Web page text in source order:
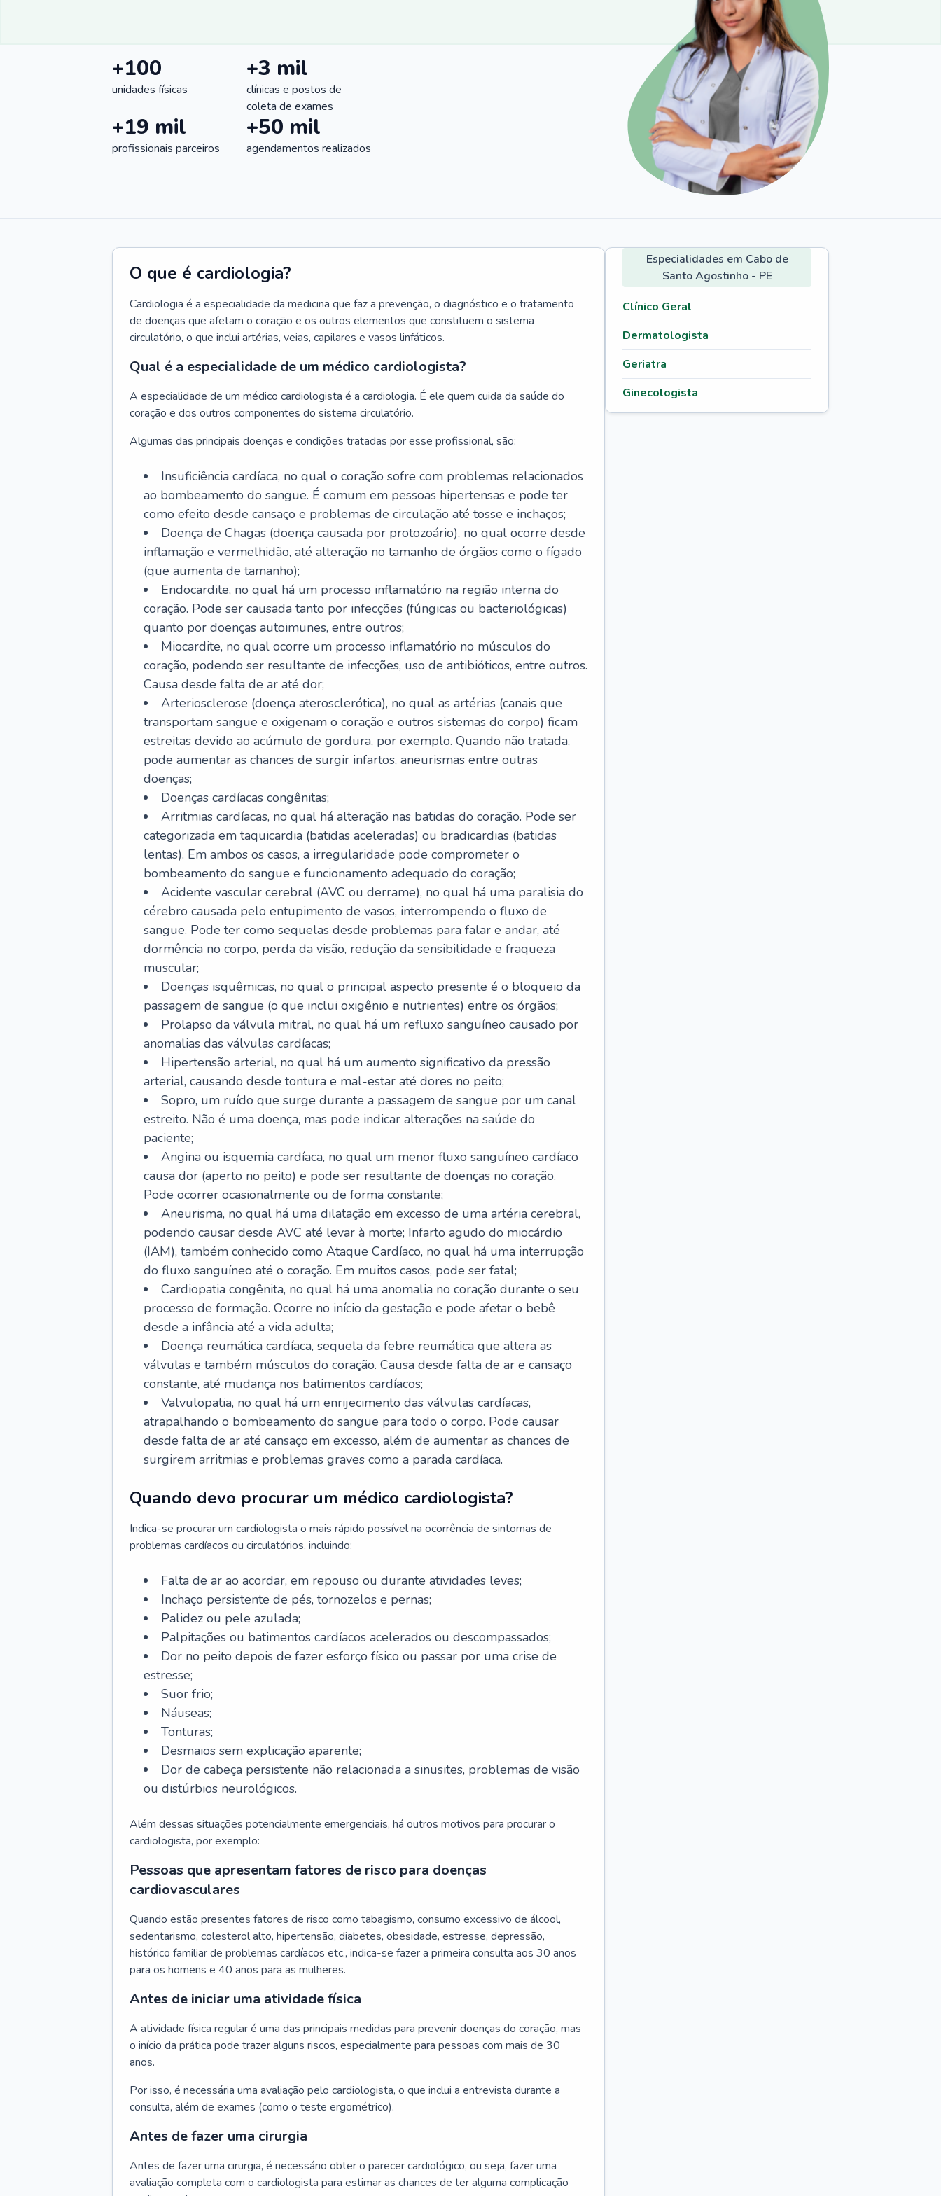
+100
unidades físicas
+3 mil
clínicas e postos de
coleta de exames
+19 mil
profissionais parceiros
+50 mil
agendamentos realizados
O que é cardiologia?
Cardiologia é a especialidade da medicina que faz a prevenção, o diagnóstico e o tratamento
de doenças que afetam o coração e os outros elementos que constituem o sistema
circulatório, o que inclui artérias, veias, capilares e vasos linfáticos.
Qual é a especialidade de um médico cardiologista?
A especialidade de um médico cardiologista é a cardiologia. É ele quem cuida da saúde do
coração e dos outros componentes do sistema circulatório.
Algumas das principais doenças e condições tratadas por esse profissional, são:
Insuficiência cardíaca, no qual o coração sofre com problemas relacionados
ao bombeamento do sangue. É comum em pessoas hipertensas e pode ter
como efeito desde cansaço e problemas de circulação até tosse e inchaços;
Doença de Chagas (doença causada por protozoário), no qual ocorre desde
inflamação e vermelhidão, até alteração no tamanho de órgãos como o fígado
(que aumenta de tamanho);
Endocardite, no qual há um processo inflamatório na região interna do
coração. Pode ser causada tanto por infecções (fúngicas ou bacteriológicas)
quanto por doenças autoimunes, entre outros;
Miocardite, no qual ocorre um processo inflamatório no músculos do
coração, podendo ser resultante de infecções, uso de antibióticos, entre outros.
Causa desde falta de ar até dor;
Arteriosclerose (doença aterosclerótica), no qual as artérias (canais que
transportam sangue e oxigenam o coração e outros sistemas do corpo) ficam
estreitas devido ao acúmulo de gordura, por exemplo. Quando não tratada,
pode aumentar as chances de surgir infartos, aneurismas entre outras
doenças;
Doenças cardíacas congênitas;
Arritmias cardíacas, no qual há alteração nas batidas do coração. Pode ser
categorizada em taquicardia (batidas aceleradas) ou bradicardias (batidas
lentas). Em ambos os casos, a irregularidade pode comprometer o
bombeamento do sangue e funcionamento adequado do coração;
Acidente vascular cerebral (AVC ou derrame), no qual há uma paralisia do
cérebro causada pelo entupimento de vasos, interrompendo o fluxo de
sangue. Pode ter como sequelas desde problemas para falar e andar, até
dormência no corpo, perda da visão, redução da sensibilidade e fraqueza
muscular;
Doenças isquêmicas, no qual o principal aspecto presente é o bloqueio da
passagem de sangue (o que inclui oxigênio e nutrientes) entre os órgãos;
Prolapso da válvula mitral, no qual há um refluxo sanguíneo causado por
anomalias das válvulas cardíacas;
Hipertensão arterial, no qual há um aumento significativo da pressão
arterial, causando desde tontura e mal-estar até dores no peito;
Sopro, um ruído que surge durante a passagem de sangue por um canal
estreito. Não é uma doença, mas pode indicar alterações na saúde do
paciente;
Angina ou isquemia cardíaca, no qual um menor fluxo sanguíneo cardíaco
causa dor (aperto no peito) e pode ser resultante de doenças no coração.
Pode ocorrer ocasionalmente ou de forma constante;
Aneurisma, no qual há uma dilatação em excesso de uma artéria cerebral,
podendo causar desde AVC até levar à morte; Infarto agudo do miocárdio
(IAM), também conhecido como Ataque Cardíaco, no qual há uma interrupção
do fluxo sanguíneo até o coração. Em muitos casos, pode ser fatal;
Cardiopatia congênita, no qual há uma anomalia no coração durante o seu
processo de formação. Ocorre no início da gestação e pode afetar o bebê
desde a infância até a vida adulta;
Doença reumática cardíaca, sequela da febre reumática que altera as
válvulas e também músculos do coração. Causa desde falta de ar e cansaço
constante, até mudança nos batimentos cardíacos;
Valvulopatia, no qual há um enrijecimento das válvulas cardíacas,
atrapalhando o bombeamento do sangue para todo o corpo. Pode causar
desde falta de ar até cansaço em excesso, além de aumentar as chances de
surgirem arritmias e problemas graves como a parada cardíaca.
Quando devo procurar um médico cardiologista?
Indica-se procurar um cardiologista o mais rápido possível na ocorrência de sintomas de
problemas cardíacos ou circulatórios, incluindo:
Falta de ar ao acordar, em repouso ou durante atividades leves;
Inchaço persistente de pés, tornozelos e pernas;
Palidez ou pele azulada;
Palpitações ou batimentos cardíacos acelerados ou descompassados;
Dor no peito depois de fazer esforço físico ou passar por uma crise de
estresse;
Suor frio;
Náuseas;
Tonturas;
Desmaios sem explicação aparente;
Dor de cabeça persistente não relacionada a sinusites, problemas de visão
ou distúrbios neurológicos.
Além dessas situações potencialmente emergenciais, há outros motivos para procurar o
cardiologista, por exemplo:
Pessoas que apresentam fatores de risco para doenças
cardiovasculares
Quando estão presentes fatores de risco como tabagismo, consumo excessivo de álcool,
sedentarismo, colesterol alto, hipertensão, diabetes, obesidade, estresse, depressão,
histórico familiar de problemas cardíacos etc., indica-se fazer a primeira consulta aos 30 anos
para os homens e 40 anos para as mulheres.
Antes de iniciar uma atividade física
A atividade física regular é uma das principais medidas para prevenir doenças do coração, mas
o início da prática pode trazer alguns riscos, especialmente para pessoas com mais de 30
anos.
Por isso, é necessária uma avaliação pelo cardiologista, o que inclui a entrevista durante a
consulta, além de exames (como o teste ergométrico).
Antes de fazer uma cirurgia
Antes de fazer uma cirurgia, é necessário obter o parecer cardiológico, ou seja, fazer uma
avaliação completa com o cardiologista para estimar as chances de ter alguma complicação
Especialidades em Cabo de
Santo Agostinho - PE
Clínico Geral
Dermatologista
Geriatra
Ginecologista